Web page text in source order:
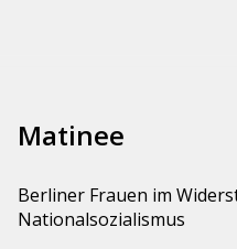
Matinee
Berliner Frauen im
Nationalsozialismus